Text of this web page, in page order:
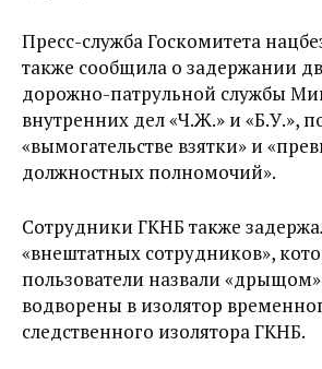
Пресс-служба Госкомитета
также сообщила о задержании
дорожно-патрульной службы
внутренних дел «Ч.Ж.» и «Б.У.»,
«вымогательстве взятки» и
должностных полномочий».
Сотрудники ГКНБ также
«внештатных сотрудников»,
пользователи назвали
водворены в изолятор
следственного изолятора ГКНБ.